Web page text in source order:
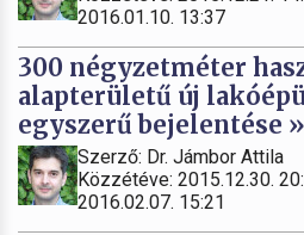
2016.01.10. 13:37
300 négyzetméter
alapterületű új
egyszerű bejelentése »
Szerző: Dr. Jámbor Attila
Közzétéve: 2015.12.30.
2016.02.07. 15:21